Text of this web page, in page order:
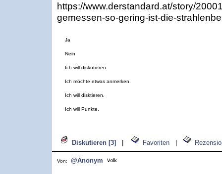
https://www.derstandard.at/story/
gemessen-so-gering-ist-die-
Ja
Nein
Ich will diskutieren.
Ich möchte etwas anmerken.
Ich will disktieren.
Ich will Punkte.
Diskutieren [3] Favoriten
Von: @Anonym